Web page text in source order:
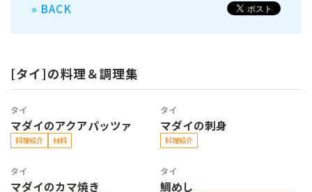
» BACK
[タイ]の料理＆調理集
タイ
マダイのアクアパッツァ
料理紹介 材料
タイ
マダイの刺身
料理紹介
タイ
マダイのカマ焼き
タイ
鯛めし